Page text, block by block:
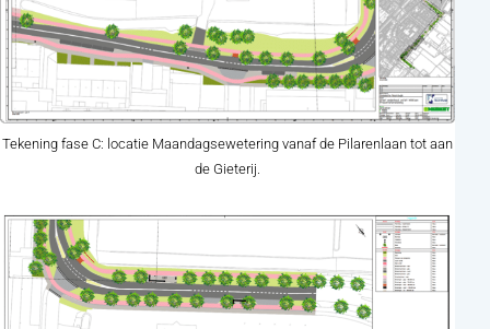
Tekening fase C: locatie Maandagsewetering vanaf de Pilarenlaan tot aan
de Gieterij.